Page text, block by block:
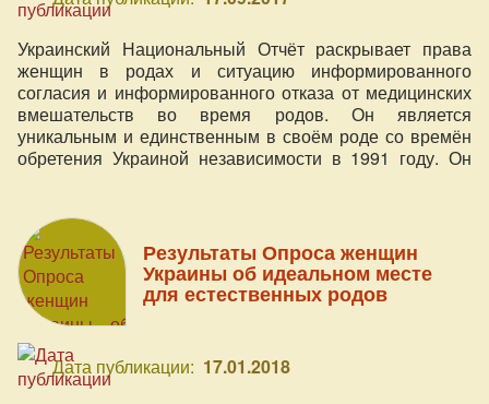
Украинский Национальный Отчёт раскрывает права
женщин в родах и ситуацию информированного
согласия и информированного отказа от медицинских
вмешательств во время родов. Он является
уникальным и единственным в своём роде со времён
обретения Украиной независимости в 1991 году. Он
акушеров-гинекологов.
Результаты Опроса женщин
Украины об идеальном месте
для естественных родов
Дата публикации: 17.01.2018